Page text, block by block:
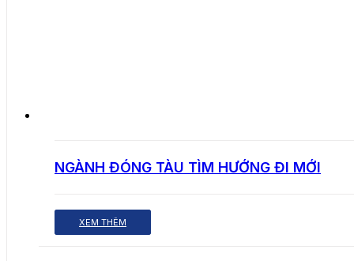
NGÀNH ĐÓNG TÀU TÌM HƯỚNG ĐI MỚI
XEM THÊM